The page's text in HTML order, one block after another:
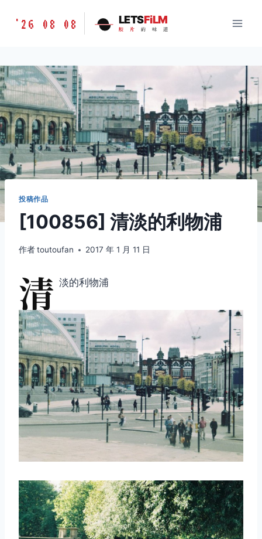
胶
味
道
LETSFILM
'26 08 08 LETSFiLM
胶 片 的 味 道
投稿作品
[100856] 清淡的利物浦
作者toutoufan 2017 年 1 月 11 日
清 淡的利物浦